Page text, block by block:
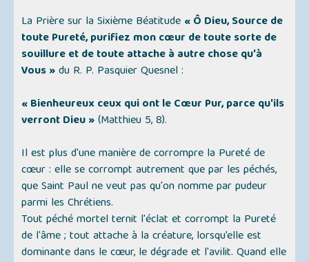
La Prière sur la Sixième Béatitude « Ô Dieu, Source de
toute Pureté, purifiez mon cœur de toute sorte de
souillure et de toute attache à autre chose qu'à
Vous »du R. P. Pasquier Quesnel :
« Bienheureux ceux qui ont le Cœur Pur, parce qu'ils
verront Dieu »(Matthieu 5, 8).
Il est plus d'une manière de corrompre la Pureté de
cœur : elle se corrompt autrement que par les péchés,
que Saint Paul ne veut pas qu'on nomme par pudeur
parmi les Chrétiens.
Tout péché mortel ternit l'éclat et corrompt la Pureté
de l'âme ; tout attache à la créature, lorsqu’elle est
dominante dans le cœur, le dégrade et l'avilit. Quand elle